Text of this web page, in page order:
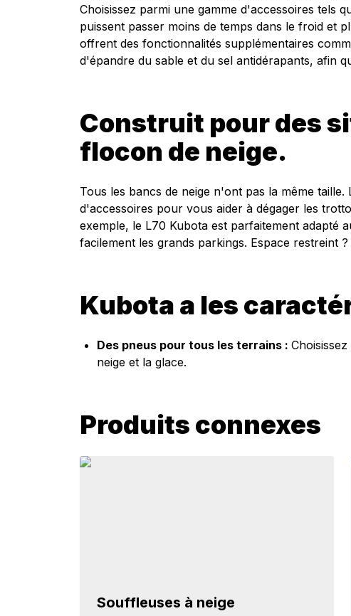
Choisissez parmi une gamme d'accessoires tels
puissent passer moins de temps dans le froid et
offrent des fonctionnalités supplémentaires
d'épandre du sable et du sel antidérapants, afin
Construit pour des
flocon de neige.
Tous les bancs de neige n'ont pas la même
d'accessoires pour vous aider à dégager les
exemple, le L70 Kubota est parfaitement adapté
facilement les grands parkings. Espace restreint
Kubota a les
Des pneus pour tous les terrains :
neige et la glace.
Produits connexes
Souffleuses à neige